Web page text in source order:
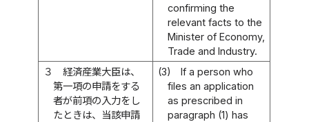
confirming the
relevant facts to the
Minister of Economy,
Trade and Industry.
３
経済産業大臣は、
第一項の申請をする
者が前項の入力をし
たときは、当該申請
(3)
If a person who
files an application
as prescribed in
paragraph (1) has